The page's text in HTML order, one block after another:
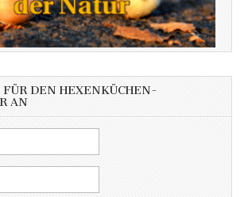
DEN HEXENKÜCHEN-
AN